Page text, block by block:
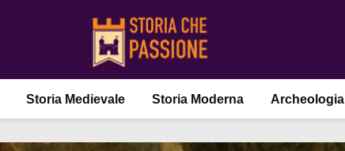
Storia Medievale Storia Moderna Archeologia